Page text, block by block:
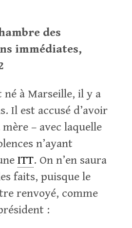
des
immédiates,
né à Marseille, il y a
Il est accusé d’avoir
– avec laquelle
n’ayant
ITT. On n’en saura
faits, puisque le
renvoyé, comme
: